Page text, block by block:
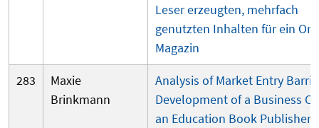
Leser erzeugten, mehrfach
genutzten Inhalten für ein
Magazin
283
Maxie
Brinkmann
Analysis of Market Entry
Development of a Business
an Education Book Publisher